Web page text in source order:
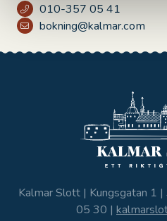
010-357 05 41
bokning@kalmar.com
Kalmar Slott | Kungsgatan 1
05 30 |